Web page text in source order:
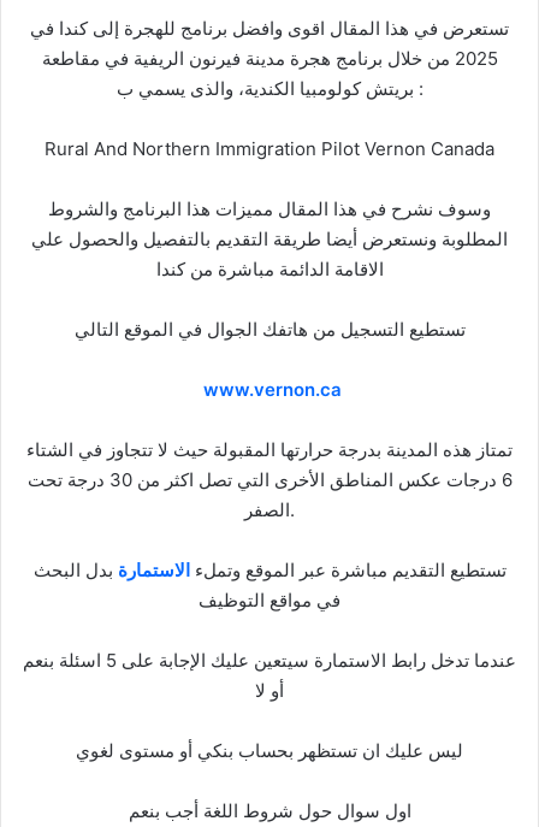
تستعرض في هذا المقال اقوى وافضل برنامج للهجرة إلى كندا في
2025 من خلال برنامج هجرة مدينة فيرنون الريفية في مقاطعة
بريتش كولومبيا الكندية، والذى يسمي ب :
Rural And Northern Immigration Pilot Vernon Canada
وسوف نشرح في هذا المقال مميزات هذا البرنامج والشروط
المطلوبة ونستعرض أيضا طريقة التقديم بالتفصيل والحصول علي
الاقامة الدائمة مباشرة من كندا
تستطيع التسجيل من هاتفك الجوال في الموقع التالي
www.vernon.ca
تمتاز هذه المدينة بدرجة حرارتها المقبولة حيث لا تتجاوز في الشتاء
6 درجات عكس المناطق الأخرى التي تصل اكثر من 30 درجة تحت
الصفر.
تستطيع التقديم مباشرة عبر الموقع وتملء الاستمارة بدل البحث
في مواقع التوظيف
عندما تدخل رابط الاستمارة سيتعين عليك الإجابة على 5 اسئلة بنعم
أو لا
ليس عليك ان تستظهر بحساب بنكي أو مستوى لغوي
اول سوال حول شروط اللغة أجب بنعم